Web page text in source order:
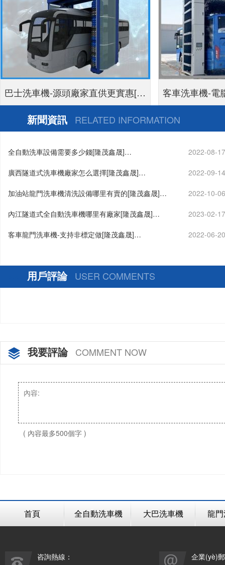
巴士洗車機-源頭廠家直供更實惠[隆
茂鑫晟]
客車洗車機-電
新聞資訊 RELATED INFORMATION
全自動洗車設備需要多少錢[隆茂鑫晟]… 2022-08-
廣西隧道式洗車機廠家怎么選擇[隆茂鑫晟]… 2022-09-
加油站龍門洗車機清洗設備哪里有賣的[隆茂鑫晟]… 2022-10-
內江隧道式全自動洗車機哪里有廠家[隆茂鑫晟]… 2023-02-
客車龍門洗車機-支持非標定做[隆茂鑫晟]… 2022-06-
用戶評論 USER COMMENTS
我要評論 COMMENT NOW
( 內容最多500個字 )
首頁 全自動洗車機 大巴洗車機 龍
咨詢熱線： 企業(yè)